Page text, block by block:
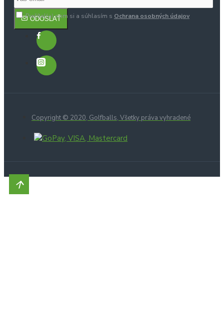
ODOSLAŤ
Prečítal(a) som si a súhlasím s Ochrana osobných údajov
Copyright © 2020, Golfballs, Všetky práva vyhradené